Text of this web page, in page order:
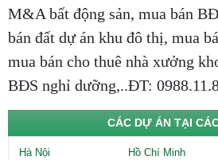
M&A bất động sản, mua bán
bán đất dự án khu đô thị, mua
mua bán cho thuê nhà xưởng
BĐS nghỉ dưỡng,..ĐT:
CÁC DỰ ÁN TẠI
Hà Nội Hồ Chí Minh